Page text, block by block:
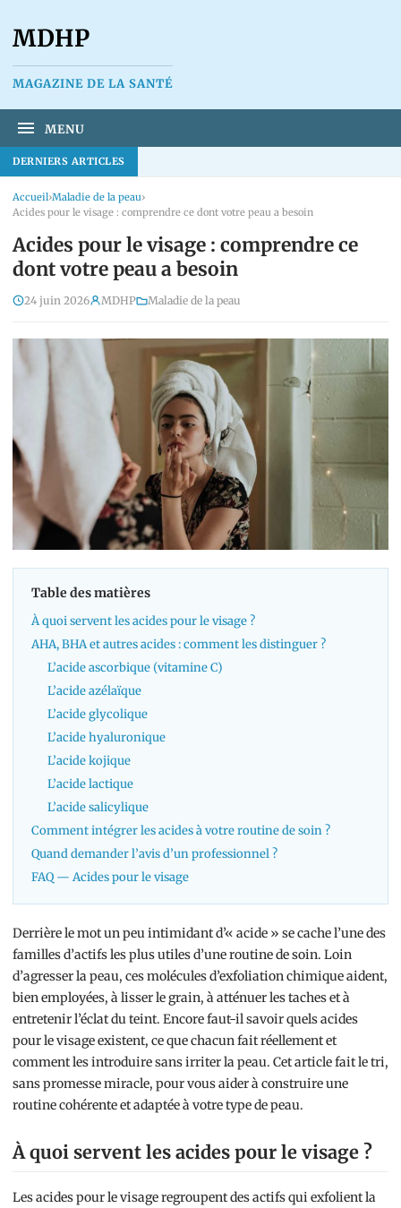
MDHP
MAGAZINE DE LA SANTÉ
MENU
DERNIERS ARTICLES
Accueil›Maladie de la peau›
Acides pour le visage : comprendre ce dont votre peau a besoin
Acides pour le visage : comprendre ce
dont votre peau a besoin
24 juin 2026 MDHP Maladie de la peau
Table des matières
À quoi servent les acides pour le visage ?
AHA, BHA et autres acides : comment les distinguer ?
L’acide ascorbique (vitamine C)
L’acide azélaïque
L’acide glycolique
L’acide hyaluronique
L’acide kojique
L’acide lactique
L’acide salicylique
Comment intégrer les acides à votre routine de soin ?
Quand demander l’avis d’un professionnel ?
FAQ — Acides pour le visage
Derrière le mot un peu intimidant d’« acide » se cache l’une des
familles d’actifs les plus utiles d’une routine de soin. Loin
d’agresser la peau, ces molécules d’exfoliation chimique aident,
bien employées, à lisser le grain, à atténuer les taches et à
entretenir l’éclat du teint. Encore faut-il savoir quels acides
pour le visage existent, ce que chacun fait réellement et
comment les introduire sans irriter la peau. Cet article fait le tri,
sans promesse miracle, pour vous aider à construire une
routine cohérente et adaptée à votre type de peau.
À quoi servent les acides pour le visage ?
Les acides pour le visage regroupent des actifs qui exfolient la